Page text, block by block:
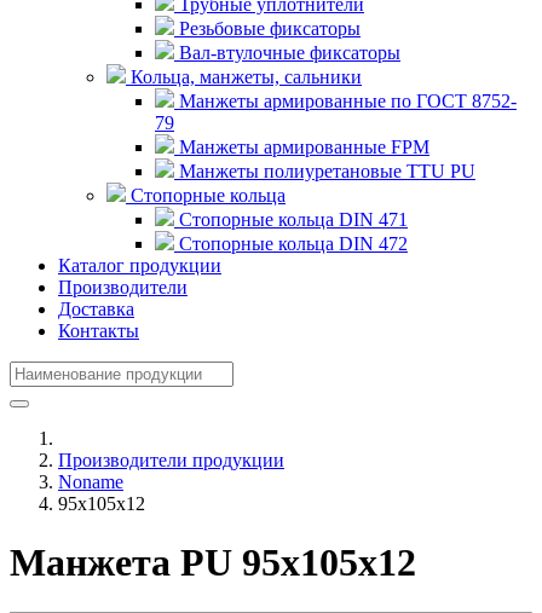
Трубные уплотнители
Резьбовые фиксаторы
Вал-втулочные фиксаторы
Кольца, манжеты, сальники
Манжеты армированные по ГОСТ 8752-
79
Манжеты армированные FPM
Манжеты полиуретановые TTU PU
Стопорные кольца
Стопорные кольца DIN 471
Стопорные кольца DIN 472
Каталог продукции
Производители
Доставка
Контакты
Производители продукции
Noname
95x105x12
Манжета PU 95x105x12